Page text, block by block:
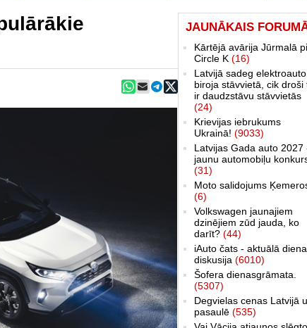
JAUNĀKAIS
Kārtējā avārija Jūrmalā
Circle K (16)
Latvijā sadeg elektroauto
biroja stāvvietā, cik droši
ir daudzstāvu stāvvietās
(24)
Krievijas iebrukums
Ukrainā! (9033)
Latvijas Gada auto 2027
jaunu automobiļu
(31)
Moto salidojums
(6)
Volkswagen jaunajiem
dzinējiem zūd jauda, ko
darīt? (44)
iAuto čats - aktuālā
diskusija (6010)
Šofera dienasgrāmata.
(5307)
Degvielas cenas Latvijā
pasaulē (535)